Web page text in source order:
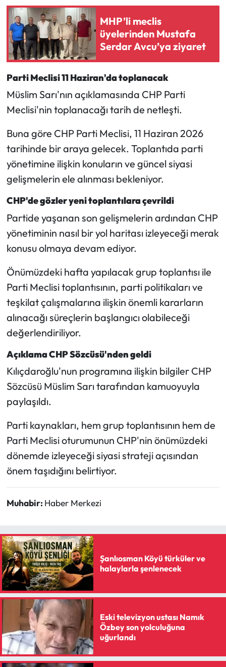
MHP’li meclis
üyelerinden Mustafa
Serdar Avcu’ya ziyaret
Parti Meclisi 11 Haziran'da toplanacak
Müslim Sarı'nın açıklamasında CHP Parti
Meclisi'nin toplanacağı tarih de netleşti.
Buna göre CHP Parti Meclisi, 11 Haziran 2026
tarihinde bir araya gelecek. Toplantıda parti
yönetimine ilişkin konuların ve güncel siyasi
gelişmelerin ele alınması bekleniyor.
CHP'de gözler yeni toplantılara çevrildi
Partide yaşanan son gelişmelerin ardından CHP
yönetiminin nasıl bir yol haritası izleyeceği merak
konusu olmaya devam ediyor.
Önümüzdeki hafta yapılacak grup toplantısı ile
Parti Meclisi toplantısının, parti politikaları ve
teşkilat çalışmalarına ilişkin önemli kararların
alınacağı süreçlerin başlangıcı olabileceği
değerlendiriliyor.
Açıklama CHP Sözcüsü'nden geldi
Kılıçdaroğlu'nun programına ilişkin bilgiler CHP
Sözcüsü Müslim Sarı tarafından kamuoyuyla
paylaşıldı.
Parti kaynakları, hem grup toplantısının hem de
Parti Meclisi oturumunun CHP'nin önümüzdeki
dönemde izleyeceği siyasi strateji açısından
önem taşıdığını belirtiyor.
Muhabir: Haber Merkezi
Şanlıosman Köyü türküler ve
halaylarla şenlenecek
Eski televizyon ustası Namık
Özbey son yolculuğuna
uğurlandı
Spor
Sungurlu Haberleri
Uğurludağ Haberleri
Yayla Haber
Yemek Tarifleri
Yerel Haberler